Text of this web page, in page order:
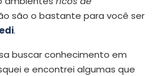
são o bastante para você ser
.
buscar conhecimento em
e encontrei algumas que